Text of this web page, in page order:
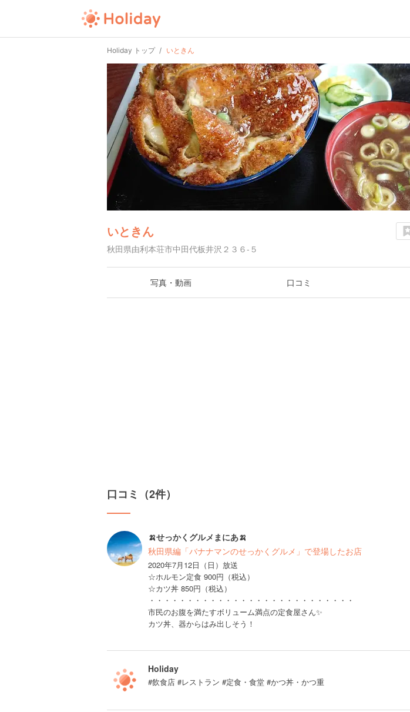
Holiday トップ いときん
いときん
秋田県由利本荘市中田代板井沢２３６-５
写真・動画 口コミ
口コミ（2件）
🍌せっかくグルメまにあ🍌
秋田県編「バナナマンのせっかくグルメ」で登場したお店
2020年7月12日（日）放送
☆ホルモン定食 900円（税込）
☆カツ丼 850円（税込）
・・・・・・・・・・・・・・・・・・・・・・・・・・・
市民のお腹を満たすボリューム満点の定食屋さん✨
カツ丼、器からはみ出しそう！
Holiday
#飲食店 #レストラン #定食・食堂 #かつ丼・かつ重